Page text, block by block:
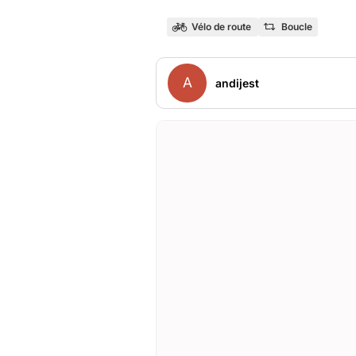
Vélo de route Boucle
A andijest